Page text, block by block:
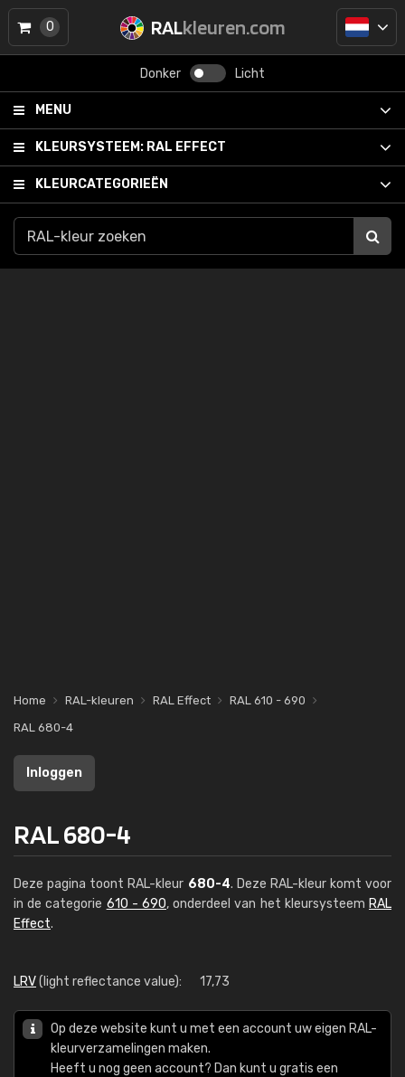
RALkleuren.com
Donker Licht
MENU
KLEURSYSTEEM: RAL EFFECT
KLEURCATEGORIEËN
0
Home RAL-kleuren RAL Effect
RAL 610 - 690
RAL 680-4
Inloggen
RAL 680-4
Deze pagina toont RAL-kleur 680-4. Deze RAL-kleur komt voor
in de categorie 610 - 690, onderdeel van het kleursysteem RAL
Effect.
LRV(light reflectance value): 17,73
Op deze website kunt u met een account uw eigen RAL-
kleurverzamelingen maken.
Heeft u nog geen account? Dan kunt u gratis een